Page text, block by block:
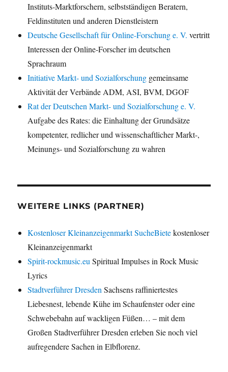
Instituts-Marktforschern, selbstständigen Beratern,
Feldinstituten und anderen Dienstleistern
Deutsche Gesellschaft für Online-Forschung e. V. vertritt
Interessen der Online-Forscher im deutschen
Sprachraum
Initiative Markt- und Sozialforschung gemeinsame
Aktivität der Verbände ADM, ASI, BVM, DGOF
Rat der Deutschen Markt- und Sozialforschung e. V.
Aufgabe des Rates: die Einhaltung der Grundsätze
kompetenter, redlicher und wissenschaftlicher Markt-,
Meinungs- und Sozialforschung zu wahren
WEITERE LINKS (PARTNER)
Kostenloser Kleinanzeigenmarkt SucheBietekostenloser
Kleinanzeigenmarkt
Spirit-rockmusic.eu Spiritual Impulses in Rock Music
Lyrics
Stadtverführer Dresden Sachsens raffiniertestes
Liebesnest, lebende Kühe im Schaufenster oder eine
Schwebebahn auf wackligen Füßen… – mit dem
Großen Stadtverführer Dresden erleben Sie noch viel
aufregendere Sachen in Elbflorenz.